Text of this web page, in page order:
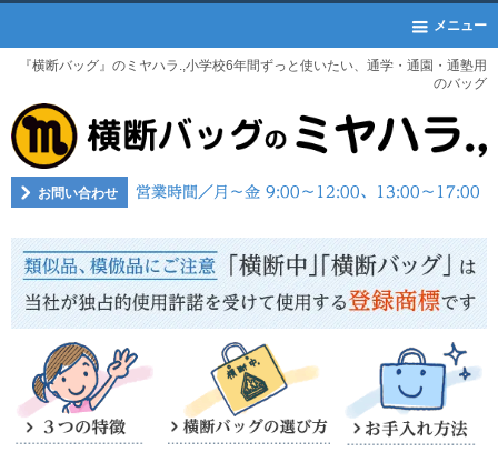
メニュー
『横断バッグ』のミヤハラ.,小学校6年間ずっと使いたい、通学・通園・通塾用
のバッグ
お問い合わせ